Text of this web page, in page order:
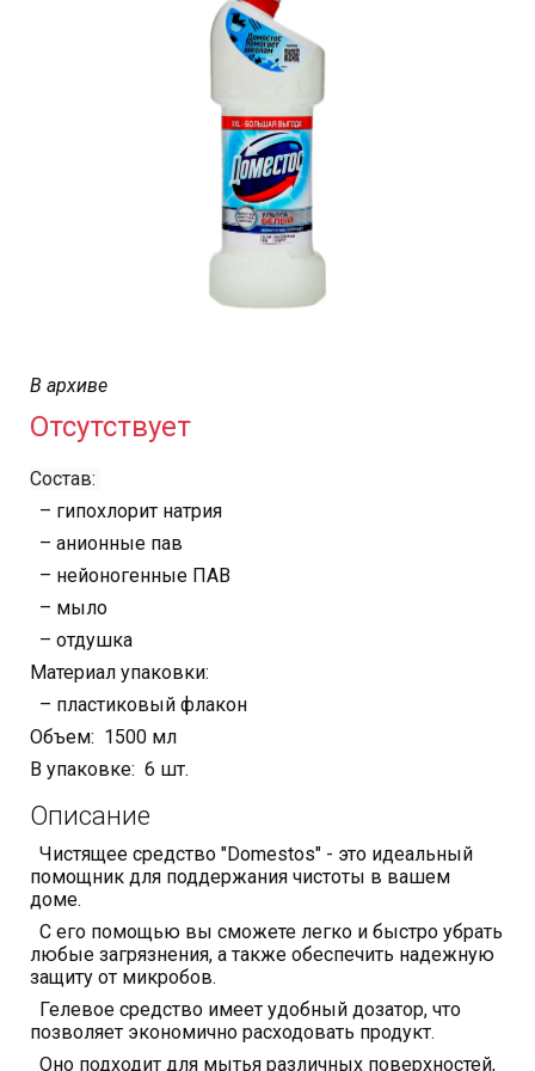
В архиве
Отсутствует
Состав:
– гипохлорит натрия
– анионные пав
– нейоногенные ПАВ
– мыло
– отдушка
Материал упаковки:
– пластиковый флакон
Объем: 1500 мл
В упаковке: 6 шт.
Описание
Чистящее средство "Domestos" - это идеальный
помощник для поддержания чистоты в вашем
доме.
С его помощью вы сможете легко и быстро убрать
любые загрязнения, а также обеспечить надежную
защиту от микробов.
Гелевое средство имеет удобный дозатор, что
позволяет экономично расходовать продукт.
Оно подходит для мытья различных поверхностей,